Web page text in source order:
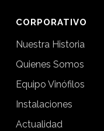
CORPORATIVO
Nuestra Historia
Quienes Somos
Equipo Vinófilos
Instalaciones
Actualidad